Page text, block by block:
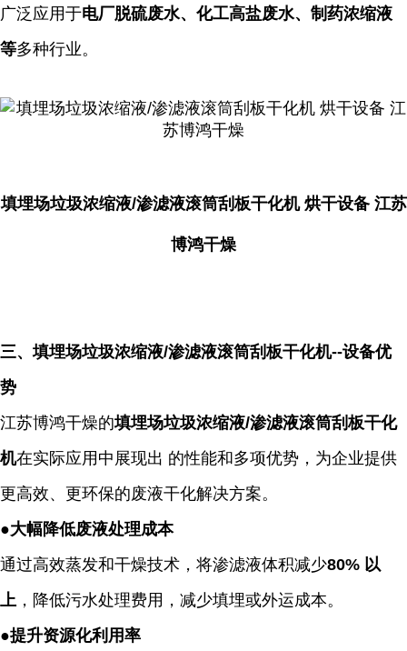
广泛应用于电厂脱硫废水、化工高盐废水、制药浓缩液
等多种行业。
填埋场垃圾浓缩液/渗滤液滚筒刮板干化机 烘干设备 江苏
博鸿干燥
三、填埋场垃圾浓缩液/渗滤液滚筒刮板干化机--设备优
势
江苏博鸿干燥的填埋场垃圾浓缩液/渗滤液滚筒刮板干化
机在实际应用中展现出 的性能和多项优势，为企业提供
更高效、更环保的废液干化解决方案。
●大幅降低废液处理成本
通过高效蒸发和干燥技术，将渗滤液体积减少80% 以
上 ，降低污水处理费用，减少填埋或外运成本。
●提升资源化利用率